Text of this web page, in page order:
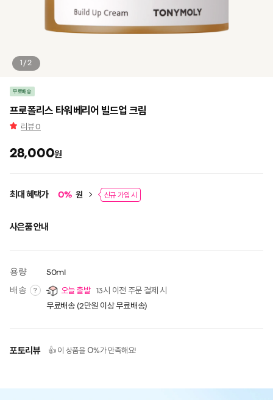
1/2
무료배송
프로폴리스 타워베리어 빌드업 크림
리뷰0
28,000원
최대 혜택가 0% 원 신규 가입 시
사은품 안내
용량 50ml
배송 ? 오늘 출발 13시 이전 주문 결제 시
무료배송 (2만원 이상 무료배송)
포토리뷰 👍 이 상품을 0%가 만족해요!